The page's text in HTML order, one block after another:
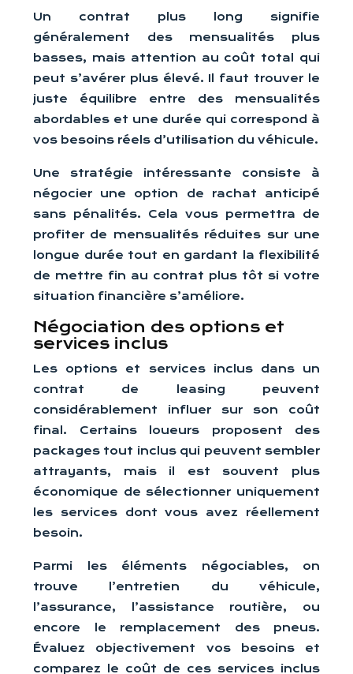
Un contrat plus long signifie
généralement des mensualités plus
basses, mais attention au coût total qui
peut s’avérer plus élevé. Il faut trouver le
juste équilibre entre des mensualités
abordables et une durée qui correspond à
vos besoins réels d’utilisation du véhicule.
Une stratégie intéressante consiste à
négocier une option de rachat anticipé
sans pénalités. Cela vous permettra de
profiter de mensualités réduites sur une
longue durée tout en gardant la flexibilité
de mettre fin au contrat plus tôt si votre
situation financière s’améliore.
Négociation des options et
services inclus
Les options et services inclus dans un
contrat de leasing peuvent
considérablement influer sur son coût
final. Certains loueurs proposent des
packages tout inclus qui peuvent sembler
attrayants, mais il est souvent plus
économique de sélectionner uniquement
les services dont vous avez réellement
besoin.
Parmi les éléments négociables, on
trouve l’entretien du véhicule,
l’assurance, l’assistance routière, ou
encore le remplacement des pneus.
Évaluez objectivement vos besoins et
comparez le coût de ces services inclus